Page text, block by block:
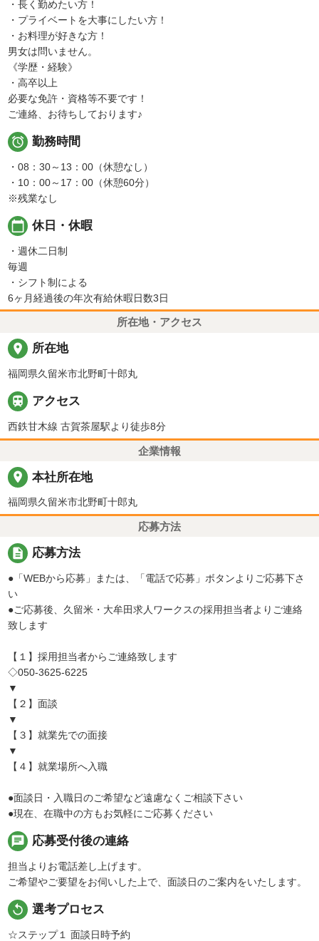
・長く勤めたい方！
・プライベートを大事にしたい方！
・お料理が好きな方！
男女は問いません。
《学歴・経験》
・高卒以上
必要な免許・資格等不要です！
ご連絡、お待ちしております♪
 勤務時間
・08：30～13：00（休憩なし）
・10：00～17：00（休憩60分）
※残業なし
calendar_today 休日・休暇
・週休二日制
毎週
・シフト制による
6ヶ月経過後の年次有給休暇日数3日
所在地・アクセス
place 所在地
福岡県久留米市北野町十郎丸
 アクセス
西鉄甘木線 古賀茶屋駅より徒歩8分
企業情報
place 本社所在地
福岡県久留米市北野町十郎丸
応募方法
description 応募方法
●「WEBから応募」または、「電話で応募」ボタンよりご応募下さ
い
●ご応募後、久留米・大牟田求人ワークスの採用担当者よりご連絡
致します
【１】採用担当者からご連絡致します
◇050-3625-6225
▼
【２】面談
▼
【３】就業先での面接
▼
【４】就業場所へ入職
●面談日・入職日のご希望など遠慮なくご相談下さい
●現在、在職中の方もお気軽にご応募ください
chat 応募受付後の連絡
担当よりお電話差し上げます。
ご希望やご要望をお伺いした上で、面談日のご案内をいたします。
replay 選考プロセス
☆ステップ１ 面談日時予約